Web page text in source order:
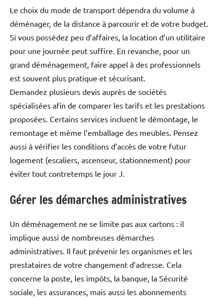
Le choix du mode de transport dépendra du volume à
déménager, de la distance à parcourir et de votre budget.
Si vous possédez peu d’affaires, la location d’un utilitaire
pour une journée peut suffire. En revanche, pour un
grand déménagement, faire appel à des professionnels
est souvent plus pratique et sécurisant.
Demandez plusieurs devis auprès de sociétés
spécialisées afin de comparer les tarifs et les prestations
proposées. Certains services incluent le démontage, le
remontage et même l’emballage des meubles. Pensez
aussi à vérifier les conditions d’accès de votre futur
logement (escaliers, ascenseur, stationnement) pour
éviter tout contretemps le jour J.
Gérer les démarches administratives
Un déménagement ne se limite pas aux cartons : il
implique aussi de nombreuses démarches
administratives. Il faut prévenir les organismes et les
prestataires de votre changement d’adresse. Cela
concerne la poste, les impôts, la banque, la Sécurité
sociale, les assurances, mais aussi les abonnements